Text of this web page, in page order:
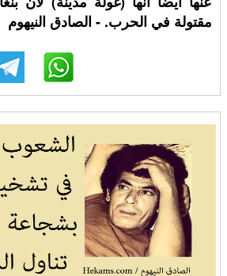
مقتولة في الحرب. - الصادق النيهوم